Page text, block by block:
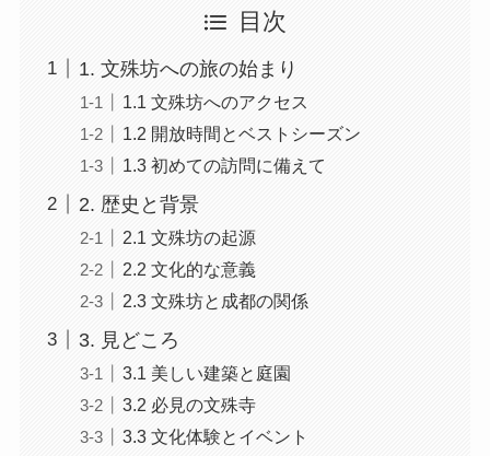
目次
1. 文殊坊への旅の始まり
1.1 文殊坊へのアクセス
1.2 開放時間とベストシーズン
1.3 初めての訪問に備えて
2. 歴史と背景
2.1 文殊坊の起源
2.2 文化的な意義
2.3 文殊坊と成都の関係
3. 見どころ
3.1 美しい建築と庭園
3.2 必見の文殊寺
3.3 文化体験とイベント